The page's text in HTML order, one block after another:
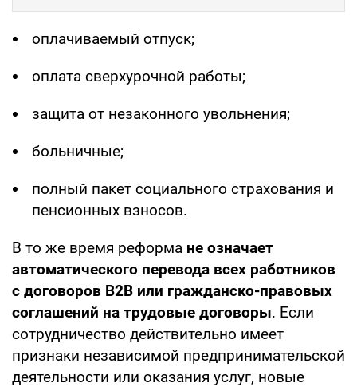
оплачиваемый отпуск;
оплата сверхурочной работы;
защита от незаконного увольнения;
больничные;
полный пакет социального страхования и
пенсионных взносов.
В то же время реформа не означает
автоматического перевода всех работников
с договоров B2B или гражданско-правовых
соглашений на трудовые договоры. Если
сотрудничество действительно имеет
признаки независимой предпринимательской
деятельности или оказания услуг, новые